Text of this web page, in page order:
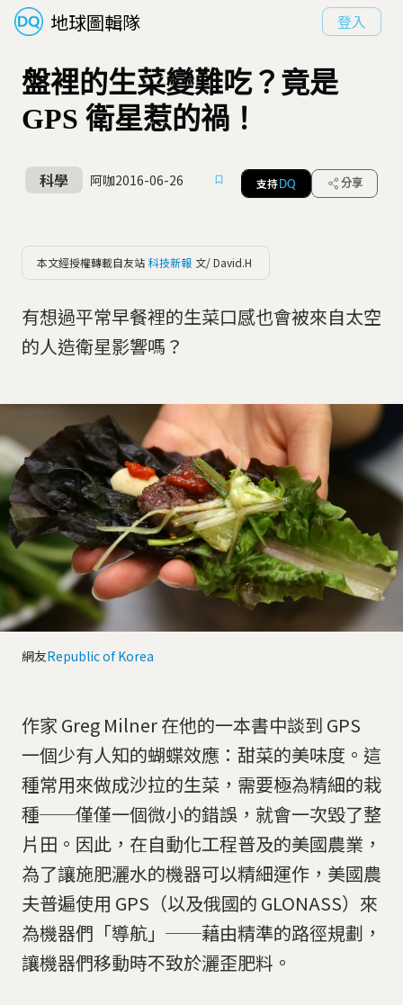
地球圖輯隊 登入
盤裡的生菜變難吃？竟是
GPS 衛星惹的禍！
科學 阿咖2016-06-26 支持 DQ 分享
本文經授權轉載自友站 科技新報 文/ David.H
有想過平常早餐裡的生菜口感也會被來自太空
的人造衛星影響嗎？
網友Republic of Korea
作家 Greg Milner 在他的一本書中談到 GPS
一個少有人知的蝴蝶效應：甜菜的美味度。這
種常用來做成沙拉的生菜，需要極為精細的栽
種──僅僅一個微小的錯誤，就會一次毀了整
片田。因此，在自動化工程普及的美國農業，
為了讓施肥灑水的機器可以精細運作，美國農
夫普遍使用 GPS（以及俄國的 GLONASS）來
為機器們「導航」──藉由精準的路徑規劃，
讓機器們移動時不致於灑歪肥料。